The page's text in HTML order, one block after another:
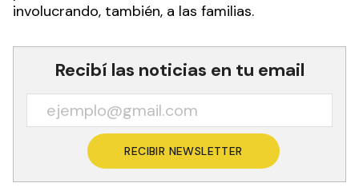
involucrando, también, a las familias.
Recibí las noticias en tu email
RECIBIR NEWSLETTER